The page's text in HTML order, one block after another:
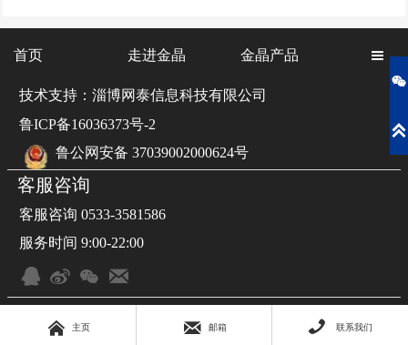
首页 走进金晶 金晶产品 
技术支持：淄博网泰信息科技有限公司
鲁ICP备16036373号-2
鲁公网安备 37039002000624号
客服咨询
客服咨询 0533-3581586
服务时间 9:00-22:00
   
 主页  邮箱  联系我们

